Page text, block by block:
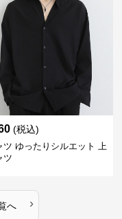
(税込)
ツ ゆったりシルエット 上
ツ
へ ›